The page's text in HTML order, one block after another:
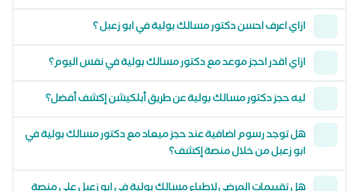
ازاي اعرف احسن دكتور مسالك بولية في ابو زعبل ؟
ازاي اقدر احجز موعد مع دكتور مسالك بولية في نفس اليوم؟
ليه حجز دكتور مسالك بولية عن طريق أبلكيشن إكشف أفضل؟
هل توجد رسوم اضافية عند حجز ميعاد مع دكتور مسالك بولية في
ابو زعبل من خلال منصة إكشف؟